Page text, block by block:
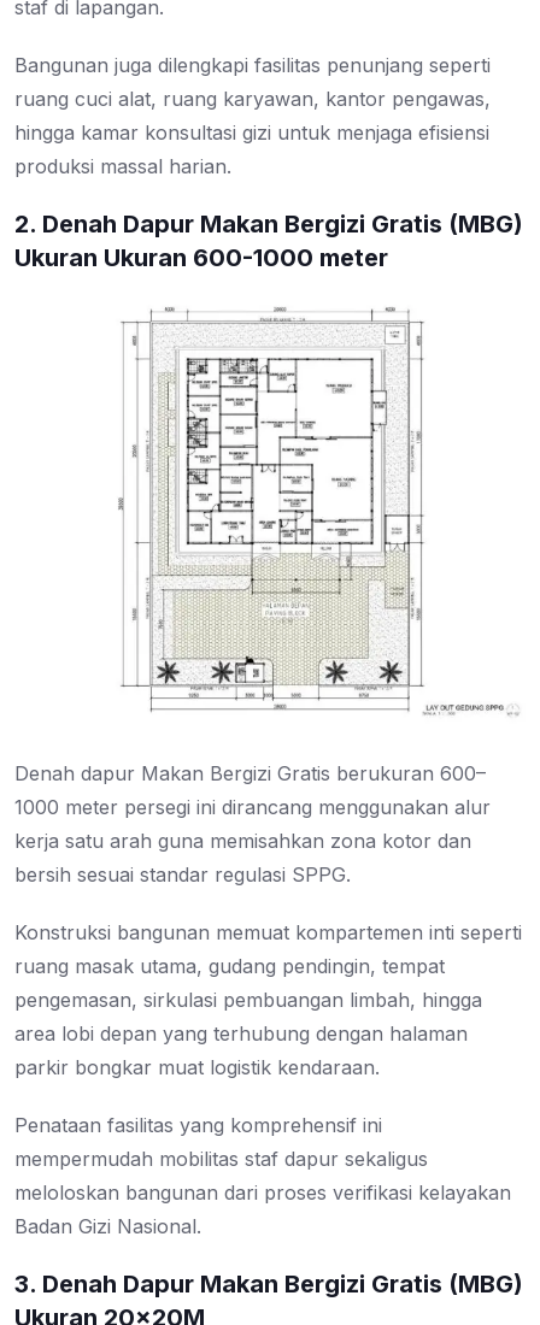
staf di lapangan.
Bangunan juga dilengkapi fasilitas penunjang seperti
ruang cuci alat, ruang karyawan, kantor pengawas,
hingga kamar konsultasi gizi untuk menjaga efisiensi
produksi massal harian.
2. Denah Dapur Makan Bergizi Gratis (MBG)
Ukuran Ukuran 600-1000 meter
Denah dapur Makan Bergizi Gratis berukuran 600–
1000 meter persegi ini dirancang menggunakan alur
kerja satu arah guna memisahkan zona kotor dan
bersih sesuai standar regulasi SPPG.
Konstruksi bangunan memuat kompartemen inti seperti
ruang masak utama, gudang pendingin, tempat
pengemasan, sirkulasi pembuangan limbah, hingga
area lobi depan yang terhubung dengan halaman
parkir bongkar muat logistik kendaraan.
Penataan fasilitas yang komprehensif ini
mempermudah mobilitas staf dapur sekaligus
meloloskan bangunan dari proses verifikasi kelayakan
Badan Gizi Nasional.
3. Denah Dapur Makan Bergizi Gratis (MBG)
Ukuran 20x20M